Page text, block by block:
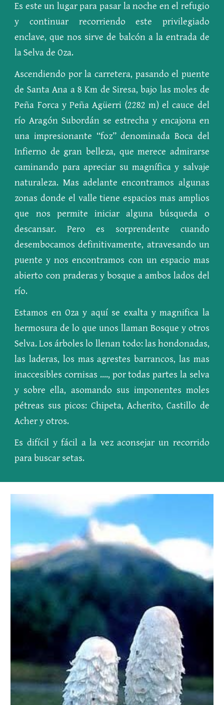
Es este un lugar para pasar la noche en el refugio
y continuar recorriendo este privilegiado
enclave, que nos sirve de balcón a la entrada de
la Selva de Oza.
Ascendiendo por la carretera, pasando el puente
de Santa Ana a 8 Km de Siresa, bajo las moles de
Peña Forca y Peña Agüerri (2282 m) el cauce del
río Aragón Subordán se estrecha y encajona en
una impresionante “foz” denominada Boca del
Infierno de gran belleza, que merece admirarse
caminando para apreciar su magnífica y salvaje
naturaleza. Mas adelante encontramos algunas
zonas donde el valle tiene espacios mas amplios
que nos permite iniciar alguna búsqueda o
descansar. Pero es sorprendente cuando
desembocamos definitivamente, atravesando un
puente y nos encontramos con un espacio mas
abierto con praderas y bosque a ambos lados del
río.
Estamos en Oza y aquí se exalta y magnifica la
hermosura de lo que unos llaman Bosque y otros
Selva. Los árboles lo llenan todo: las hondonadas,
las laderas, los mas agrestes barrancos, las mas
inaccesibles cornisas ...., por todas partes la selva
y sobre ella, asomando sus imponentes moles
pétreas sus picos: Chipeta, Acherito, Castillo de
Acher y otros.
Es difícil y fácil a la vez aconsejar un recorrido
para buscar setas.